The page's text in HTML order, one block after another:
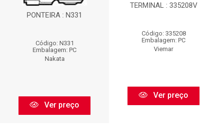
PONTEIRA : N331
Código: N331
Embalagem: PC
Nakata
Ver preço
TERMINAL : 335208V
Código: 335208
Embalagem: PC
Viemar
Ver preço